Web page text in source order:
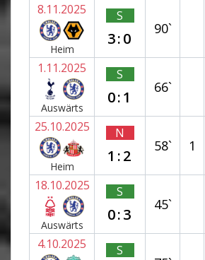
8.11.2025
Heim
S
3:0
90`
1.11.2025
Auswärts
S
0:1
66`
25.10.2025
Heim
N
1:2
58` 1
18.10.2025
Auswärts
S
0:3
45`
4.10.2025 S